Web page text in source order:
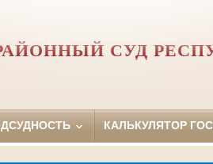
СУД
КАЛЬКУЛЯТОР